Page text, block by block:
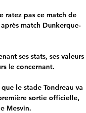
ratez pas ce match de
match Dunkerque-
ses stats, ses valeurs
le concernant.
le stade Tondreau va
sortie officielle,
Mesvin.